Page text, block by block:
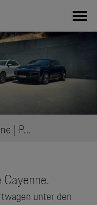
Der Porsche Cayenne | Porsche Österreich
unter den